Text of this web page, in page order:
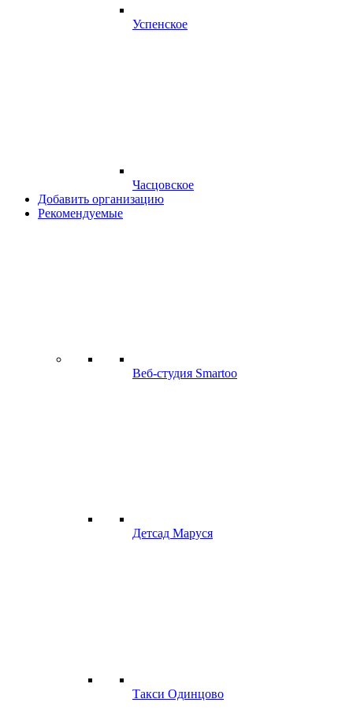
Успенское
Часцовское
Добавить организацию
Рекомендуемые
Веб-студия Smartoo
Детсад Маруся
Такси Одинцово